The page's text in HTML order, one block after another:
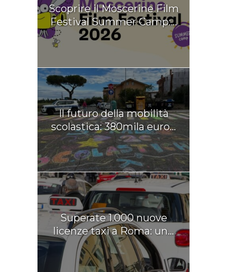
Scoprire il Moscerine Film
Festival Summer Camp:...
Il futuro della mobilità
scolastica: 380mila euro...
Superate 1.000 nuove
licenze taxi a Roma: un...